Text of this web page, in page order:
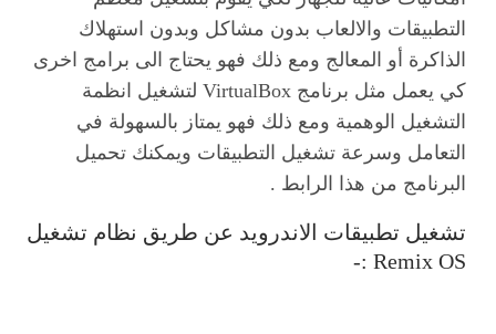
التطبيقات والالعاب بدون مشاكل وبدون استهلاك
الذاكرة أو المعالج ومع ذلك فهو يحتاج الى برامج اخرى
كي يعمل مثل برنامج VirtualBox لتشغيل انظمة
التشغيل الوهمية ومع ذلك فهو يمتاز بالسهولة في
التعامل وسرعة تشغيل التطبيقات ويمكنك تحميل
البرنامج من هذا الرابط .
تشغيل تطبيقات الاندرويد عن طريق نظام تشغيل
Remix OS :-